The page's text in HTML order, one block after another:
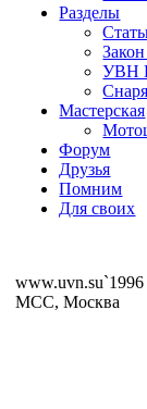
Разделы
УВН
Мастерская
Форум
Друзья
Помним
Для своих
MCC, Москва